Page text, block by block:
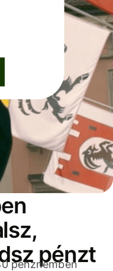
pénzt
pénznemben